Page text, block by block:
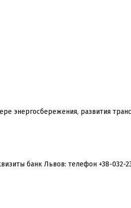
энергосбережения, развития
банк Львов: телефон +38-032-